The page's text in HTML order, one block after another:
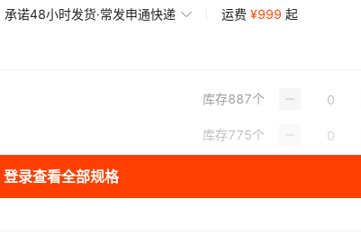
承诺48小时发货·常发申通快递 运费 ¥999 起
库存887个
库存775个
登录查看全部规格